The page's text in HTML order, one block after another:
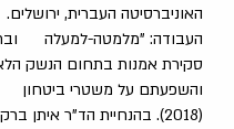
האוניברסיטה העברית,
העבודה: "מלמטה-למעלה
סקירת אמנות בתחום הנשק הלא-
והשפעתם על משטרי ביטחון
(2018). בהנחיית הד"ר איתן ברק